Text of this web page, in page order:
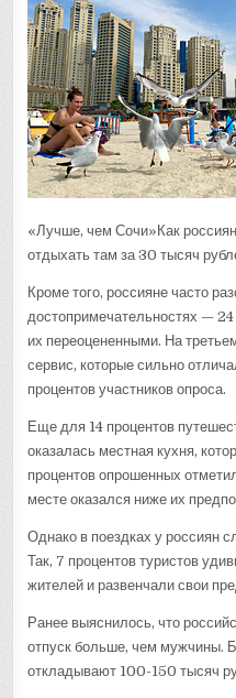
«Лучше, чем Сочи»Как
отдыхать там за 30 тысяч
Кроме того, россияне часто
достопримечательностях —
их переоцененными. На
сервис, которые сильно
процентов участников опроса.
Еще для 14 процентов
оказалась местная кухня,
процентов опрошенных
месте оказался ниже их
Однако в поездках у россиян
Так, 7 процентов туристов
жителей и развенчали свои
Ранее выяснилось, что
отпуск больше, чем мужчины.
откладывают 100-150 тысяч